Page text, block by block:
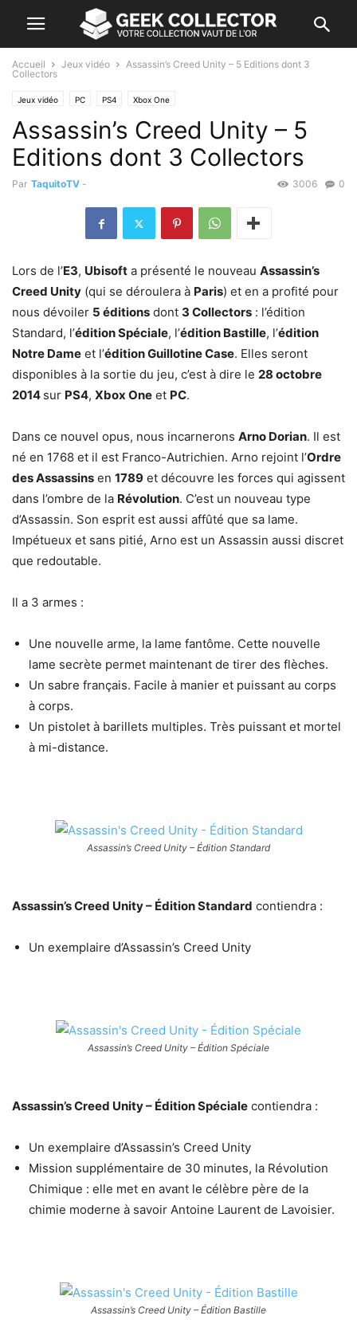
Accueil Jeux vidéo
Assassin’s Creed Unity – 5 Editions dont 3
Collectors
Jeux vidéo PC PS4 Xbox One
Assassin’s Creed Unity – 5
Editions dont 3 Collectors
Par TaquitoTV - 0
3006
Lors de l’E3, Ubisoft a présenté le nouveau Assassin’s
Creed Unity (qui se déroulera à Paris) et en a profité pour
nous dévoiler 5 éditions dont 3 Collectors : l’édition
Standard, l’édition Spéciale, l’édition Bastille, l’édition
Notre Dame et l’édition Guillotine Case. Elles seront
disponibles à la sortie du jeu, c’est à dire le 28 octobre
2014 sur PS4, Xbox One et PC.
Dans ce nouvel opus, nous incarnerons Arno Dorian. Il est
né en 1768 et il est Franco-Autrichien. Arno rejoint l’Ordre
des Assassins en 1789 et découvre les forces qui agissent
dans l’ombre de la Révolution. C’est un nouveau type
d’Assassin. Son esprit est aussi affûté que sa lame.
Impétueux et sans pitié, Arno est un Assassin aussi discret
que redoutable.
Il a 3 armes :
Une nouvelle arme, la lame fantôme. Cette nouvelle
lame secrète permet maintenant de tirer des flèches.
Un sabre français. Facile à manier et puissant au corps
à corps.
Un pistolet à barillets multiples. Très puissant et mortel
à mi-distance.
Assassin’s Creed Unity – Édition Standard
Assassin’s Creed Unity – Édition Standard contiendra :
Un exemplaire d’Assassin’s Creed Unity
Assassin’s Creed Unity – Édition Spéciale
Assassin’s Creed Unity – Édition Spéciale contiendra :
Un exemplaire d’Assassin’s Creed Unity
Mission supplémentaire de 30 minutes, la Révolution
Chimique : elle met en avant le célèbre père de la
chimie moderne à savoir Antoine Laurent de Lavoisier.
Assassin’s Creed Unity – Édition Bastille